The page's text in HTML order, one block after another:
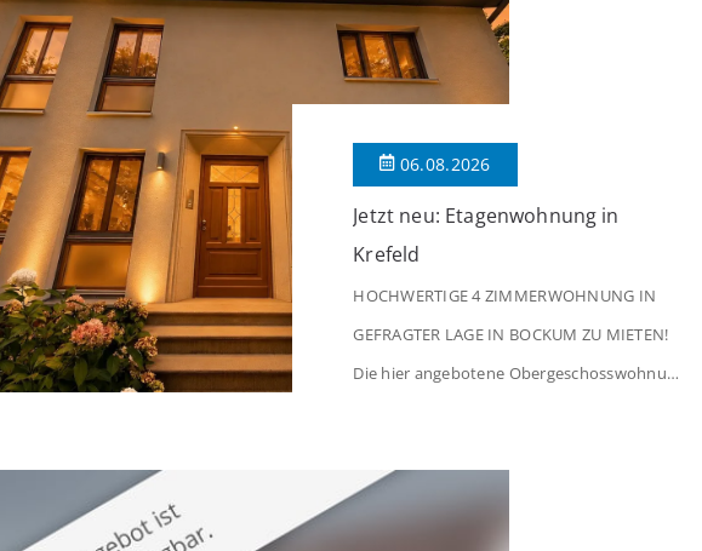
06.08.2026
Jetzt neu: Etagenwohnung in
Krefeld
HOCHWERTIGE 4 ZIMMERWOHNUNG IN
GEFRAGTER LAGE IN BOCKUM ZU MIETEN!
Die hier angebotene Obergeschosswohnung
von Krefeld-Bockum. Mit einer Wohnfläche